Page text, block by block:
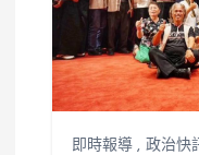
即時報導 , 政治快